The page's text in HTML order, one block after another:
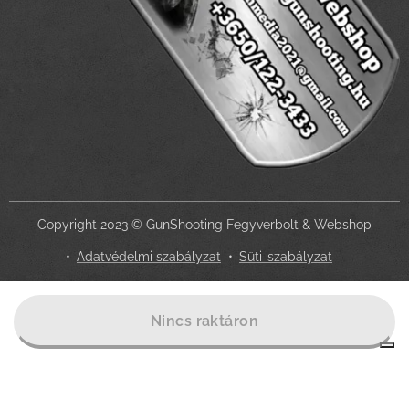
Nincs raktáron
Copyright 2023 © GunShooting Fegyverbolt & Webshop
Adatvédelmi szabályzat Süti-szabályzat
Értesítés adatgyűjtéskor